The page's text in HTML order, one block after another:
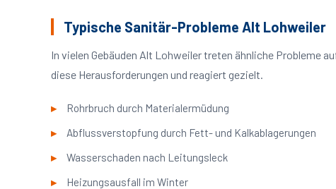
Typische Sanitär-Probleme Alt Lohweiler
In vielen Gebäuden Alt Lohweiler treten ähnliche Probleme
diese Herausforderungen und reagiert gezielt.
Rohrbruch durch Materialermüdung
Abflussverstopfung durch Fett- und Kalkablagerungen
Wasserschaden nach Leitungsleck
Heizungsausfall im Winter